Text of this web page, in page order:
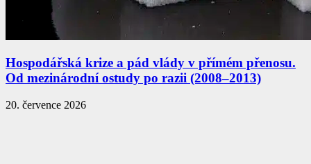
Hospodářská krize a pád vlády v přímém přenosu.
Od mezinárodní ostudy po razii (2008–2013)
20. července 2026